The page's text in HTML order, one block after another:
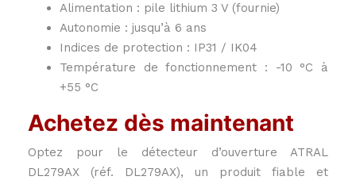
Alimentation : pile lithium 3 V (fournie)
Autonomie : jusqu’à 6 ans
Indices de protection : IP31 / IK04
Température de fonctionnement : -10 °C à
+55 °C
Achetez dès maintenant
Optez pour le détecteur d’ouverture ATRAL
DL279AX (réf. DL279AX), un produit fiable et